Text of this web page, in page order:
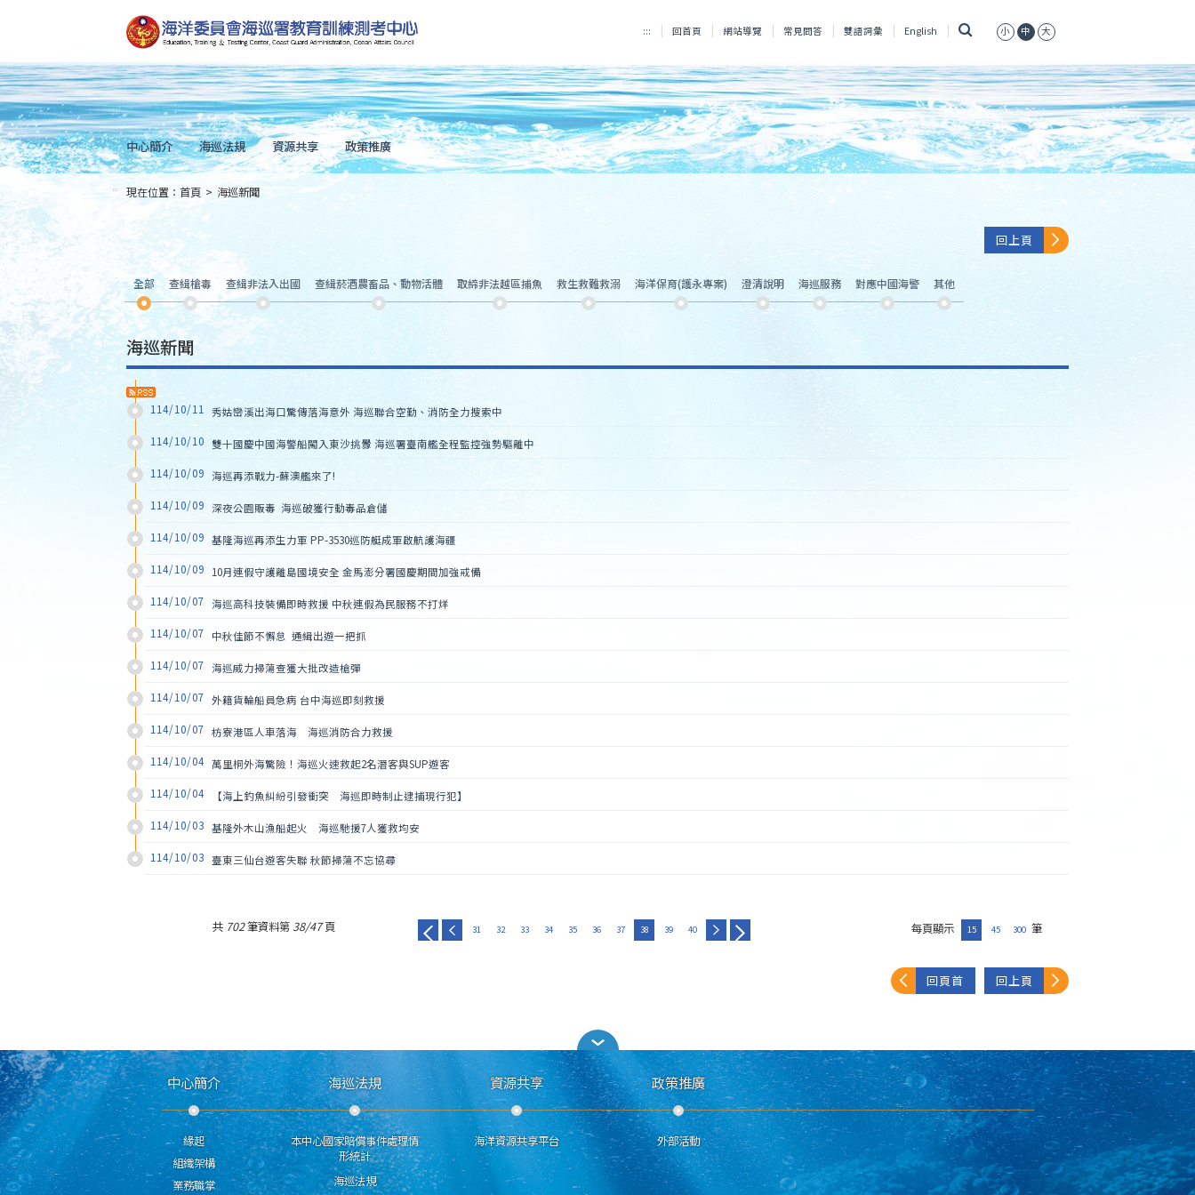
到
主
要
內
容
Skip
to
main
content
::: 回首頁 網站導覽 常見問答 雙語詞彙 English 小 中 大
中心簡介 海巡法規 資源共享 政策推廣
::: 現在位置： 首頁 > 海巡新聞
回上頁
全部 查緝槍毒 查緝非法入出國 查緝菸酒農畜品、動物活體 取締非法越區捕魚 救生救難救溺 海洋保育(護永專案) 澄清說明 海巡服務 對應中國海警 其他
海巡新聞
114/10/11 秀姑巒溪出海口驚傳落海意外 海巡聯合空勤、消防全力搜索中
114/10/10 雙十國慶中國海警船闖入東沙挑釁 海巡署臺南艦全程監控強勢驅離中
114/10/09 海巡再添戰力-蘇澳艦來了!
114/10/09 深夜公園販毒  海巡破獲行動毒品倉儲
114/10/09 基隆海巡再添生力軍 PP-3530巡防艇成軍啟航護海疆
114/10/09 10月連假守護離島國境安全 金馬澎分署國慶期間加強戒備
114/10/07 海巡高科技裝備即時救援 中秋連假為民服務不打烊
114/10/07 中秋佳節不懈怠  通緝出遊一把抓
114/10/07 海巡威力掃蕩查獲大批改造槍彈
114/10/07 外籍貨輪船員急病 台中海巡即刻救援
114/10/07 枋寮港區人車落海　海巡消防合力救援
114/10/04 萬里桐外海驚險！海巡火速救起2名潛客與SUP遊客
114/10/04 【海上釣魚糾紛引發衝突　海巡即時制止逮捕現行犯】
114/10/03 基隆外木山漁船起火　海巡馳援7人獲救均安
114/10/03 臺東三仙台遊客失聯 秋節掃蕩不忘協尋
共 702筆資料第 38/47頁 31 32 33 34 35 36 37 38 39 40 每頁顯示 15 45 300 筆
回頁首 回上頁
中心簡介
緣起
組織架構
業務職掌
海巡法規
本中心國家賠償事件處理情
形統計
海巡法規
資源共享
海洋資源共享平台
政策推廣
外部活動